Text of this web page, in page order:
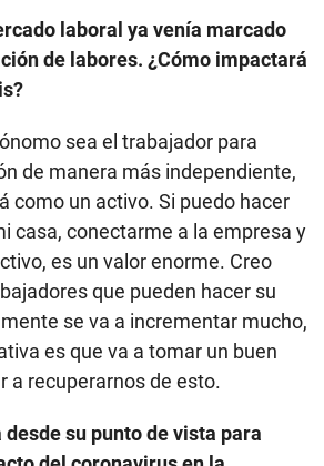
de manera más independiente,
como un activo. Si puedo hacer
casa, conectarme a la empresa y
que pueden hacer su
se va a incrementar mucho,
es que va a tomar un buen
a recuperarnos de esto.
desde su punto de vista para
del coronavirus en la
una estrategia más
al virus, que tiene que estar
Si hablamos del número de